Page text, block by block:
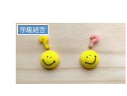
学級経営